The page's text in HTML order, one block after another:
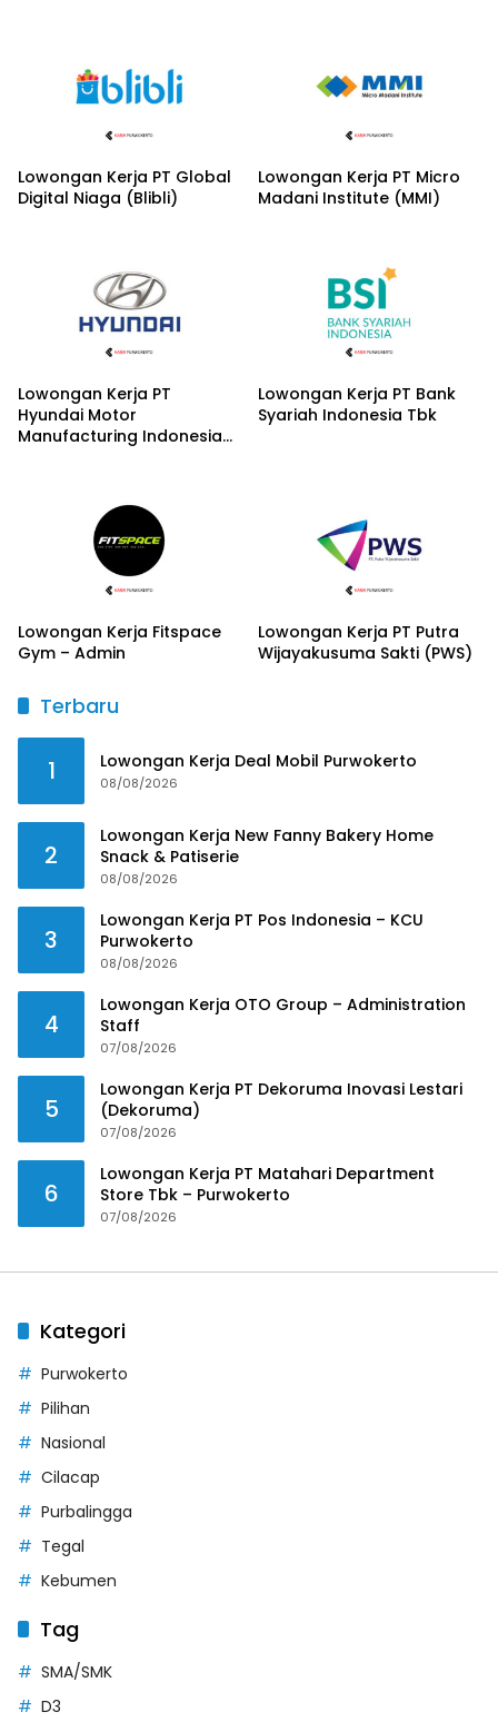
Lowongan Kerja PT Global
Digital Niaga (Blibli)
Lowongan Kerja PT Micro
Madani Institute (MMI)
Lowongan Kerja PT
Hyundai Motor
Manufacturing Indonesia
Lowongan Kerja PT Bank
Syariah Indonesia Tbk
Lowongan Kerja Fitspace
Gym – Admin
Lowongan Kerja PT Putra
Wijayakusuma Sakti (PWS)
Terbaru
1 Lowongan Kerja Deal Mobil Purwokerto
08/08/2026
2
Lowongan Kerja New Fanny Bakery Home
Snack & Patiserie
08/08/2026
3
Lowongan Kerja PT Pos Indonesia – KCU
Purwokerto
08/08/2026
4
Lowongan Kerja OTO Group – Administration
Staff
07/08/2026
5
Lowongan Kerja PT Dekoruma Inovasi Lestari
(Dekoruma)
07/08/2026
6
Lowongan Kerja PT Matahari Department
Store Tbk – Purwokerto
07/08/2026
Kategori
Purwokerto
Pilihan
Nasional
Cilacap
Purbalingga
Tegal
Kebumen
Tag
SMA/SMK
D3